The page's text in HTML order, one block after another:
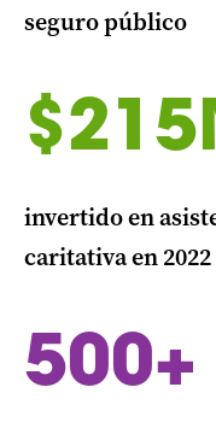
seguro público
invertido en
caritativa en 2022
500+